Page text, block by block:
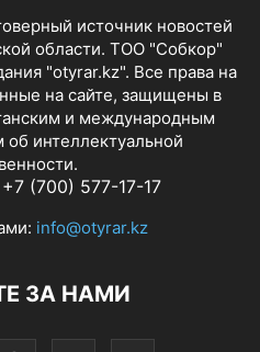
источник новостей
области. ТОО "Собкор"
"otyrar.kz". Все права на
на сайте, защищены в
и международным
об интеллектуальной
(700) 577-17-17
info@otyrar.kz
ЗА НАМИ